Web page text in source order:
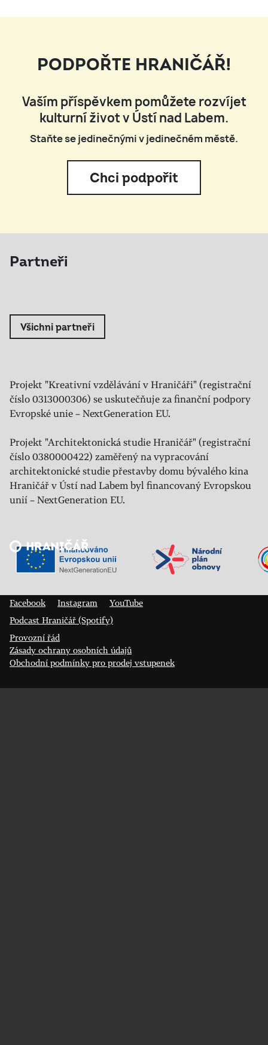
PODPOŘTE HRANIČÁŘ!
Vaším příspěvkem pomůžete rozvíjet
kulturní život v Ústí nad Labem.
Staňte se jedinečnými v jedinečném městě.
Chci podpořit
Partneři
Všichni partneři
Projekt "Kreativní vzdělávání v Hraničáři" (registrační
číslo 0313000306) se uskutečňuje za finanční podpory
Evropské unie – NextGeneration EU.
Projekt "Architektonická studie Hraničář" (registrační
číslo 0380000422) zaměřený na vypracování
architektonické studie přestavby domu bývalého kina
Hraničář v Ústí nad Labem byl financovaný Evropskou
unií – NextGeneration EU.
Veřejný sál Hraničář, spolek
Facebook
Instagram
YouTube
Podcast Hraničář (Spotify)
Provozní řád
Zásady ochrany osobních údajů
Obchodní podmínky pro prodej vstupenek